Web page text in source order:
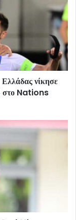
νίκησε
στο Nations